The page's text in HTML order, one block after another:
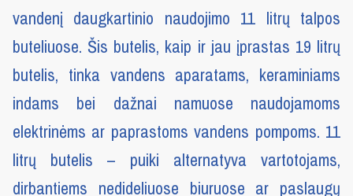
vandenį daugkartinio naudojimo 11 litrų talpos
buteliuose. Šis butelis, kaip ir jau įprastas 19 litrų
butelis, tinka vandens aparatams, keraminiams
indams bei dažnai namuose naudojamoms
elektrinėms ar paprastoms vandens pompoms. 11
litrų butelis – puiki alternatyva vartotojams,
dirbantiems nedideliuose biuruose ar paslaugų